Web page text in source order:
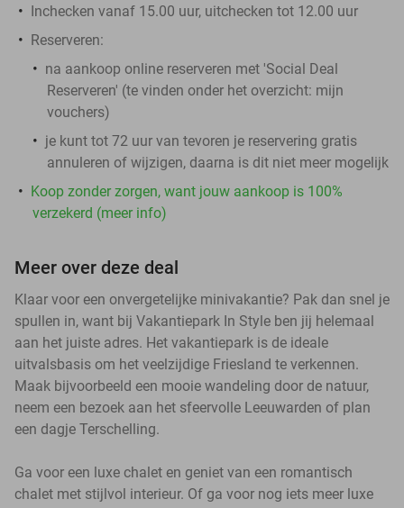
Inchecken vanaf 15.00 uur, uitchecken tot 12.00 uur
Reserveren:
na aankoop online reserveren met 'Social Deal
Reserveren' (te vinden onder het overzicht: mijn
vouchers)
je kunt tot 72 uur van tevoren je reservering gratis
annuleren of wijzigen, daarna is dit niet meer mogelijk
Koop zonder zorgen, want jouw aankoop is 100%
verzekerd (meer info)
Meer over deze deal
Klaar voor een onvergetelijke minivakantie? Pak dan snel je
spullen in, want bij Vakantiepark In Style ben jij helemaal
aan het juiste adres. Het vakantiepark is de ideale
uitvalsbasis om het veelzijdige Friesland te verkennen.
Maak bijvoorbeeld een mooie wandeling door de natuur,
neem een bezoek aan het sfeervolle Leeuwarden of plan
een dagje Terschelling.
Ga voor een luxe chalet en geniet van een romantisch
chalet met stijlvol interieur. Of ga voor nog iets meer luxe